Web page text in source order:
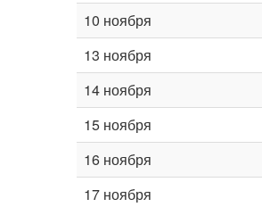
10 ноября
13 ноября
14 ноября
15 ноября
16 ноября
17 ноября